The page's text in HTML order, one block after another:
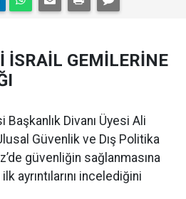
İSRAİL GEMİLERİNE
Divanı Üyesi Ali
Güvenlik ve Dış Politika
güvenliğin sağlanmasına
ayrıntılarını incelediğini